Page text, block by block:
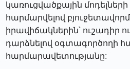
կառուցվածքային
հարմարվելով
իրավիճակներին՝ ուշադիր
դարձնելով օգտագործողի
հարմարավետությանը: